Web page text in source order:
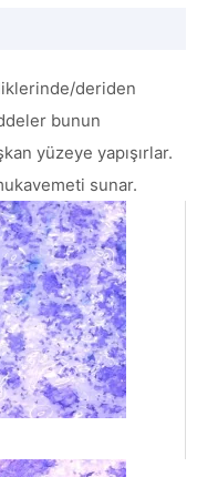
deriden
bunun
yüzeye yapışırlar.
sunar.